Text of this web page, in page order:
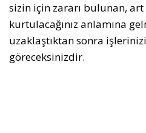
sizin için zararı bulunan,
kurtulacağınız anlamına
uzaklaştıktan sonra
göreceksinizdir.